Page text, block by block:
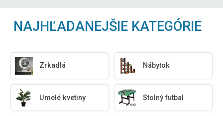
NAJHĽADANEJŠIE KATEGÓRIE
Zrkadlá Nábytok
Umelé kvetiny Stolný futbal